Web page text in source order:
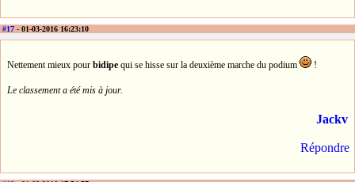
#17 - 01-03-2016 16:23:10
Nettement mieux pour bidipe qui se hisse sur la deuxième marche du podium !
Le classement a été mis à jour.
Jackv
Répondre